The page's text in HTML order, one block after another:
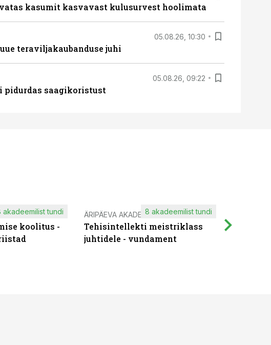
kasumit kasvavast kulusurvest hoolimata
05.08.26, 10:30
teraviljakaubanduse juhi
05.08.26, 09:22
pidurdas saagikoristust
koolitus -
akadeemilist tundi ÄRIPÄEVA AKADEEMIA
Tehisintellekti meistriklass
juhtidele - vundament
8 akadeemilist tundi